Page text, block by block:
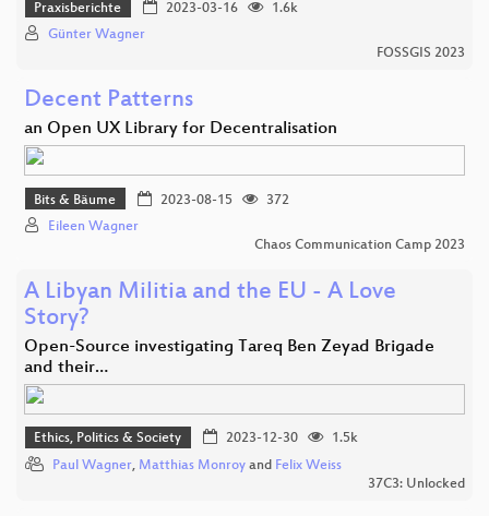
Praxisberichte 2023-03-16
1.6k
Günter Wagner
FOSSGIS 2023
Decent Patterns
an Open UX Library for Decentralisation
Bits & Bäume 2023-08-15
372
Eileen Wagner
Chaos Communication Camp 2023
A Libyan Militia and the EU - A Love
Story?
Open-Source investigating Tareq Ben Zeyad Brigade
and their…
Ethics, Politics & Society 2023-12-30
1.5k
Paul Wagner, Matthias Monroy and Felix Weiss
37C3: Unlocked